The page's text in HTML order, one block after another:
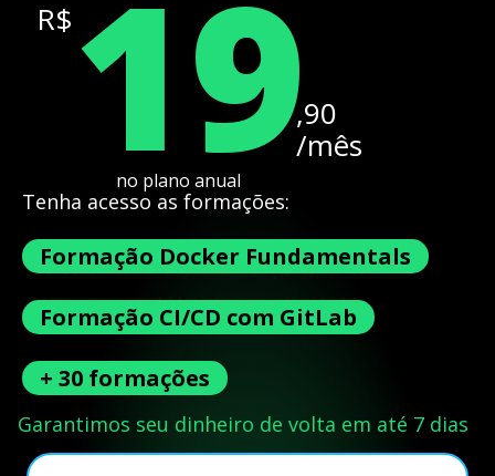
R$ 19,90
/mês
no plano anual
Tenha acesso as formações:
Formação Docker Fundamentals
Formação CI/CD com GitLab
+ 30 formações
Garantimos seu dinheiro de volta em até 7 dias